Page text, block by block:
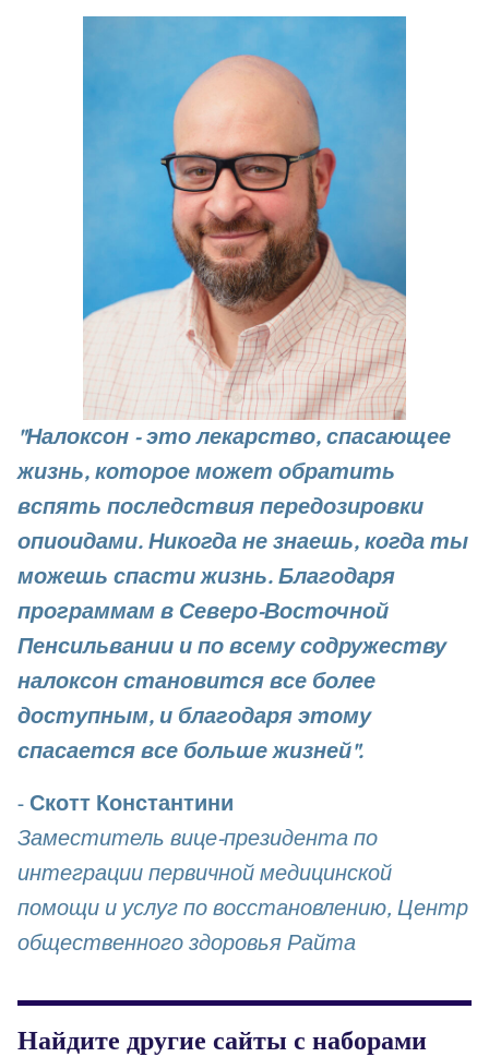
"Налоксон - это лекарство, спасающее
жизнь, которое может обратить
вспять последствия передозировки
опиоидами. Никогда не знаешь, когда ты
можешь спасти жизнь. Благодаря
программам в Северо-Восточной
Пенсильвании и по всему содружеству
налоксон становится все более
доступным, и благодаря этому
спасается все больше жизней".
- Скотт Константини
Заместитель вице-президента по
интеграции первичной медицинской
помощи и услуг по восстановлению, Центр
общественного здоровья Райта
Найдите другие сайты с наборами